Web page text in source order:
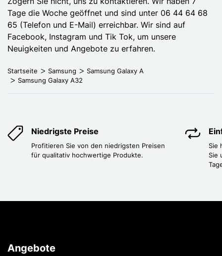
Tage die Woche geöffnet und sind unter 06 44 64 68
65 (Telefon und E-Mail) erreichbar. Wir sind auf
Facebook, Instagram und Tik Tok, um unsere
Neuigkeiten und Angebote zu erfahren.
Startseite Samsung
Samsung Galaxy A
Samsung Galaxy A32
Niedrigste Preise
Profitieren Sie von den niedrigsten Preisen
für qualitativ hochwertige Produkte.
Sie
Sie
Angebote